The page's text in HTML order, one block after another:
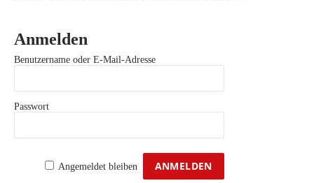
Anmelden
Benutzername oder E-Mail-Adresse
Passwort
Angemeldet bleiben